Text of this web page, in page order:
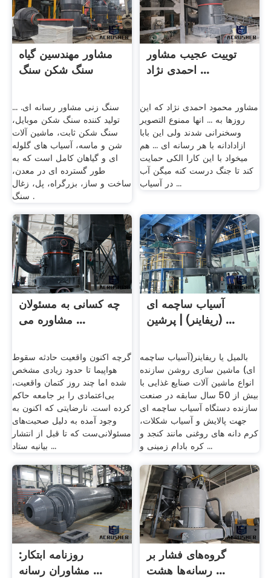
مشاور مهندسین گیاه
سنگ شکن سنگ
سنگ زنی مشاور رسانه ای. ...
تولید کننده سنگ شکن موبایل،
سنگ شکن ثابت، ماشین آلات
شن و ماسه، آسیاب های گلوله
ای و گیاهان کامل است که به
طور گسترده ای در معدن،
ساخت و ساز، بزرگراه، پل، زغال
سنگ .
توییت عجیب مشاور
احمدی نژاد ...
مشاور محمود احمدی نژاد که این
روزها به ... انها ممنوع التصویر
وسخنرانی شدند ولی این بابا
ازادادانه با هر رسانه ای ... هم
میخواد با این کارا الکی حمایت
کند تا جنگ درست کنه میگن آب
در آسیاب ...
چه کسانی به مسئولان
مشاوره می ...
گرچه اکنون واقعیت حادثه سقوط
هواپیما تا حدود زیادی مشخص
شده اما چند روز کتمان واقعیت،
بی‌اعتمادی را بر جامعه حاکم
کرده است. نارضایتی که اکنون به
وجود آمده به دلیل صحبت‌های
مسئولانی‌ست که تا قبل از انتشار
بیانیه ستاد ...
آسیاب ساچمه ای
(ریفاینر) | پرشین ...
بالمیل یا ریفاینر(آسیاب ساچمه
ای) ماشین سازی روشن سازنده
انواع ماشین آلات صنایع غذایی با
بیش از 50 سال سابقه در صنعت
سازنده دستگاه آسیاب ساچمه ای
جهت پالایش و آسیاب شکلات،
کرم دانه های روغنی مانند کنجد و
کره بادام زمینی و ...
روزنامه ابتکار:
مشاوران رسانه ...
گروه‌های فشار بر
رسانه‌ها هشت ...